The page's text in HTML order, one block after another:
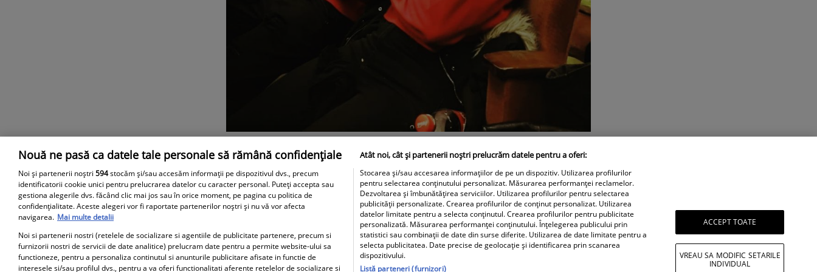
Parteneri
Nouă ne pasă ca datele tale personale să rămână confidențiale
Noi și partenerii noștri 594stocăm și/sau accesăm informații pe dispozitivul dvs., precum
identificatorii cookie unici pentru prelucrarea datelor cu caracter personal. Puteți accepta sau
gestiona alegerile dvs. făcând clic mai jos sau în orice moment, pe pagina cu politica de
confidențialitate. Aceste alegeri vor fi raportate partenerilor noștri și nu vă vor afecta
navigarea. Mai multe detalii
Noi si partenerii nostri (retelele de socializare si agentiile de publicitate partenere, precum si
furnizorii nostri de servicii de date analitice) prelucram date pentru a permite website-ului sa
functioneze, pentru a personaliza continutul si anunturile publicitare afisate in functie de
interesele si/sau profilul dvs., pentru a va oferi functionalitati aferente retelelor de socializare si
Atât noi, cât și partenerii noștri prelucrăm datele pentru a oferi:
Stocarea și/sau accesarea informațiilor de pe un dispozitiv. Utilizarea profilurilor
pentru selectarea conținutului personalizat. Măsurarea performanței reclamelor.
Dezvoltarea și îmbunătățirea serviciilor. Utilizarea profilurilor pentru selectarea
publicității personalizate. Crearea profilurilor de conținut personalizat. Utilizarea
datelor limitate pentru a selecta conținutul. Crearea profilurilor pentru publicitate
personalizată. Măsurarea performanței conținutului. Înțelegerea publicului prin
statistici sau combinații de date din surse diferite. Utilizarea de date limitate pentru a
selecta publicitatea. Date precise de geolocație și identificarea prin scanarea
dispozitivului.
Listă parteneri (furnizori)
ACCEPT TOATE
VREAU SA MODIFIC SETARILE
INDIVIDUAL